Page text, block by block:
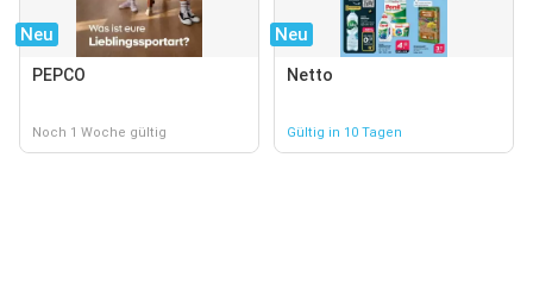
Neu
PEPCO
Noch 1 Woche gültig
Neu
Netto
Gültig in 10 Tagen